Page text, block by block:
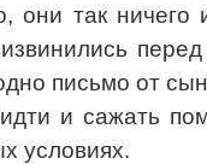
они так
письмо от
и сажать
условиях.